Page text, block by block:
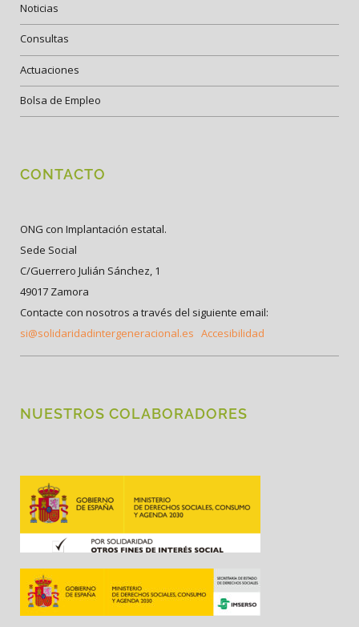
Noticias
Consultas
Actuaciones
Bolsa de Empleo
CONTACTO
ONG con Implantación estatal.
Sede Social
C/Guerrero Julián Sánchez, 1
49017 Zamora
Contacte con nosotros a través del siguiente email:
si@solidaridadintergeneracional.es Accesibilidad
NUESTROS COLABORADORES